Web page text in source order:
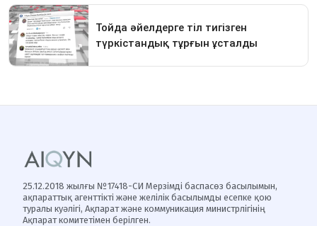
25.12.2018 жылғы №17418-СИ Мерзімді баспасөз басылымын,
ақпараттық агенттікті және желілік басылымды есепке қою
туралы куәлігі, Ақпарат және коммуникация министрлігінің
Ақпарат комитетімен берілген.